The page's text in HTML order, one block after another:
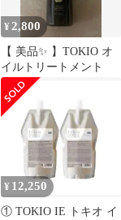
¥ 2,800
【 美品✨️ 】TOKIO オ
イルトリートメント
¥ 12,250
① TOKIO IE トキオ イ